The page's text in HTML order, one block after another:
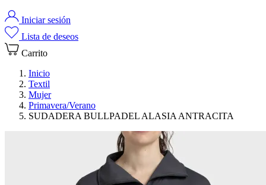
Iniciar sesión
Lista de deseos
Carrito
Inicio
Textil
Mujer
Primavera/Verano
SUDADERA BULLPADEL ALASIA ANTRACITA